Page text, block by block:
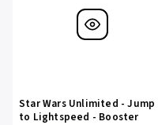
Star Wars Unlimited - Jump
to Lightspeed - Booster